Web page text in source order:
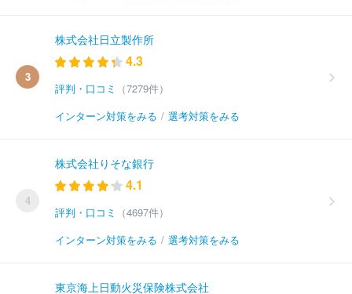
3
株式会社日立製作所
4.3
評判・口コミ
（7279件）
インターン対策をみる / 選考対策をみる
4
株式会社りそな銀行
4.1
評判・口コミ
（4697件）
インターン対策をみる / 選考対策をみる
東京海上日動火災保険株式会社